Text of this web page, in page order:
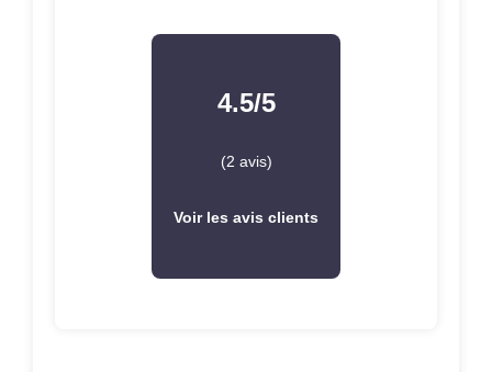
4.5/5
(2 avis)
Voir les avis clients